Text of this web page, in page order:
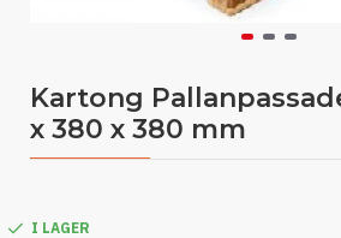
Kartong
x 380 x 380 mm
I LAGER